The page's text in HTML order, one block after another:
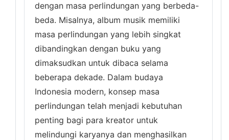
dengan masa perlindungan yang berbeda-
beda. Misalnya, album musik memiliki
masa perlindungan yang lebih singkat
dibandingkan dengan buku yang
dimaksudkan untuk dibaca selama
beberapa dekade. Dalam budaya
Indonesia modern, konsep masa
perlindungan telah menjadi kebutuhan
penting bagi para kreator untuk
melindungi karyanya dan menghasilkan